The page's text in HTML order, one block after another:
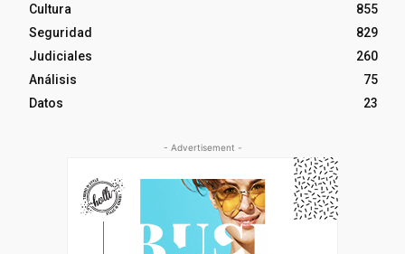
Cultura
855
Seguridad
829
Judiciales
260
Análisis
75
Datos
23
- Advertisement -